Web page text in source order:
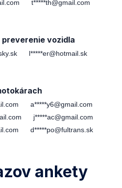
t*****th@gmail.com
preverenie vozidla
l*****er@hotmail.sk
a*****y6@gmail.com
j*****ac@gmail.com
d*****po@fultrans.sk
ankety